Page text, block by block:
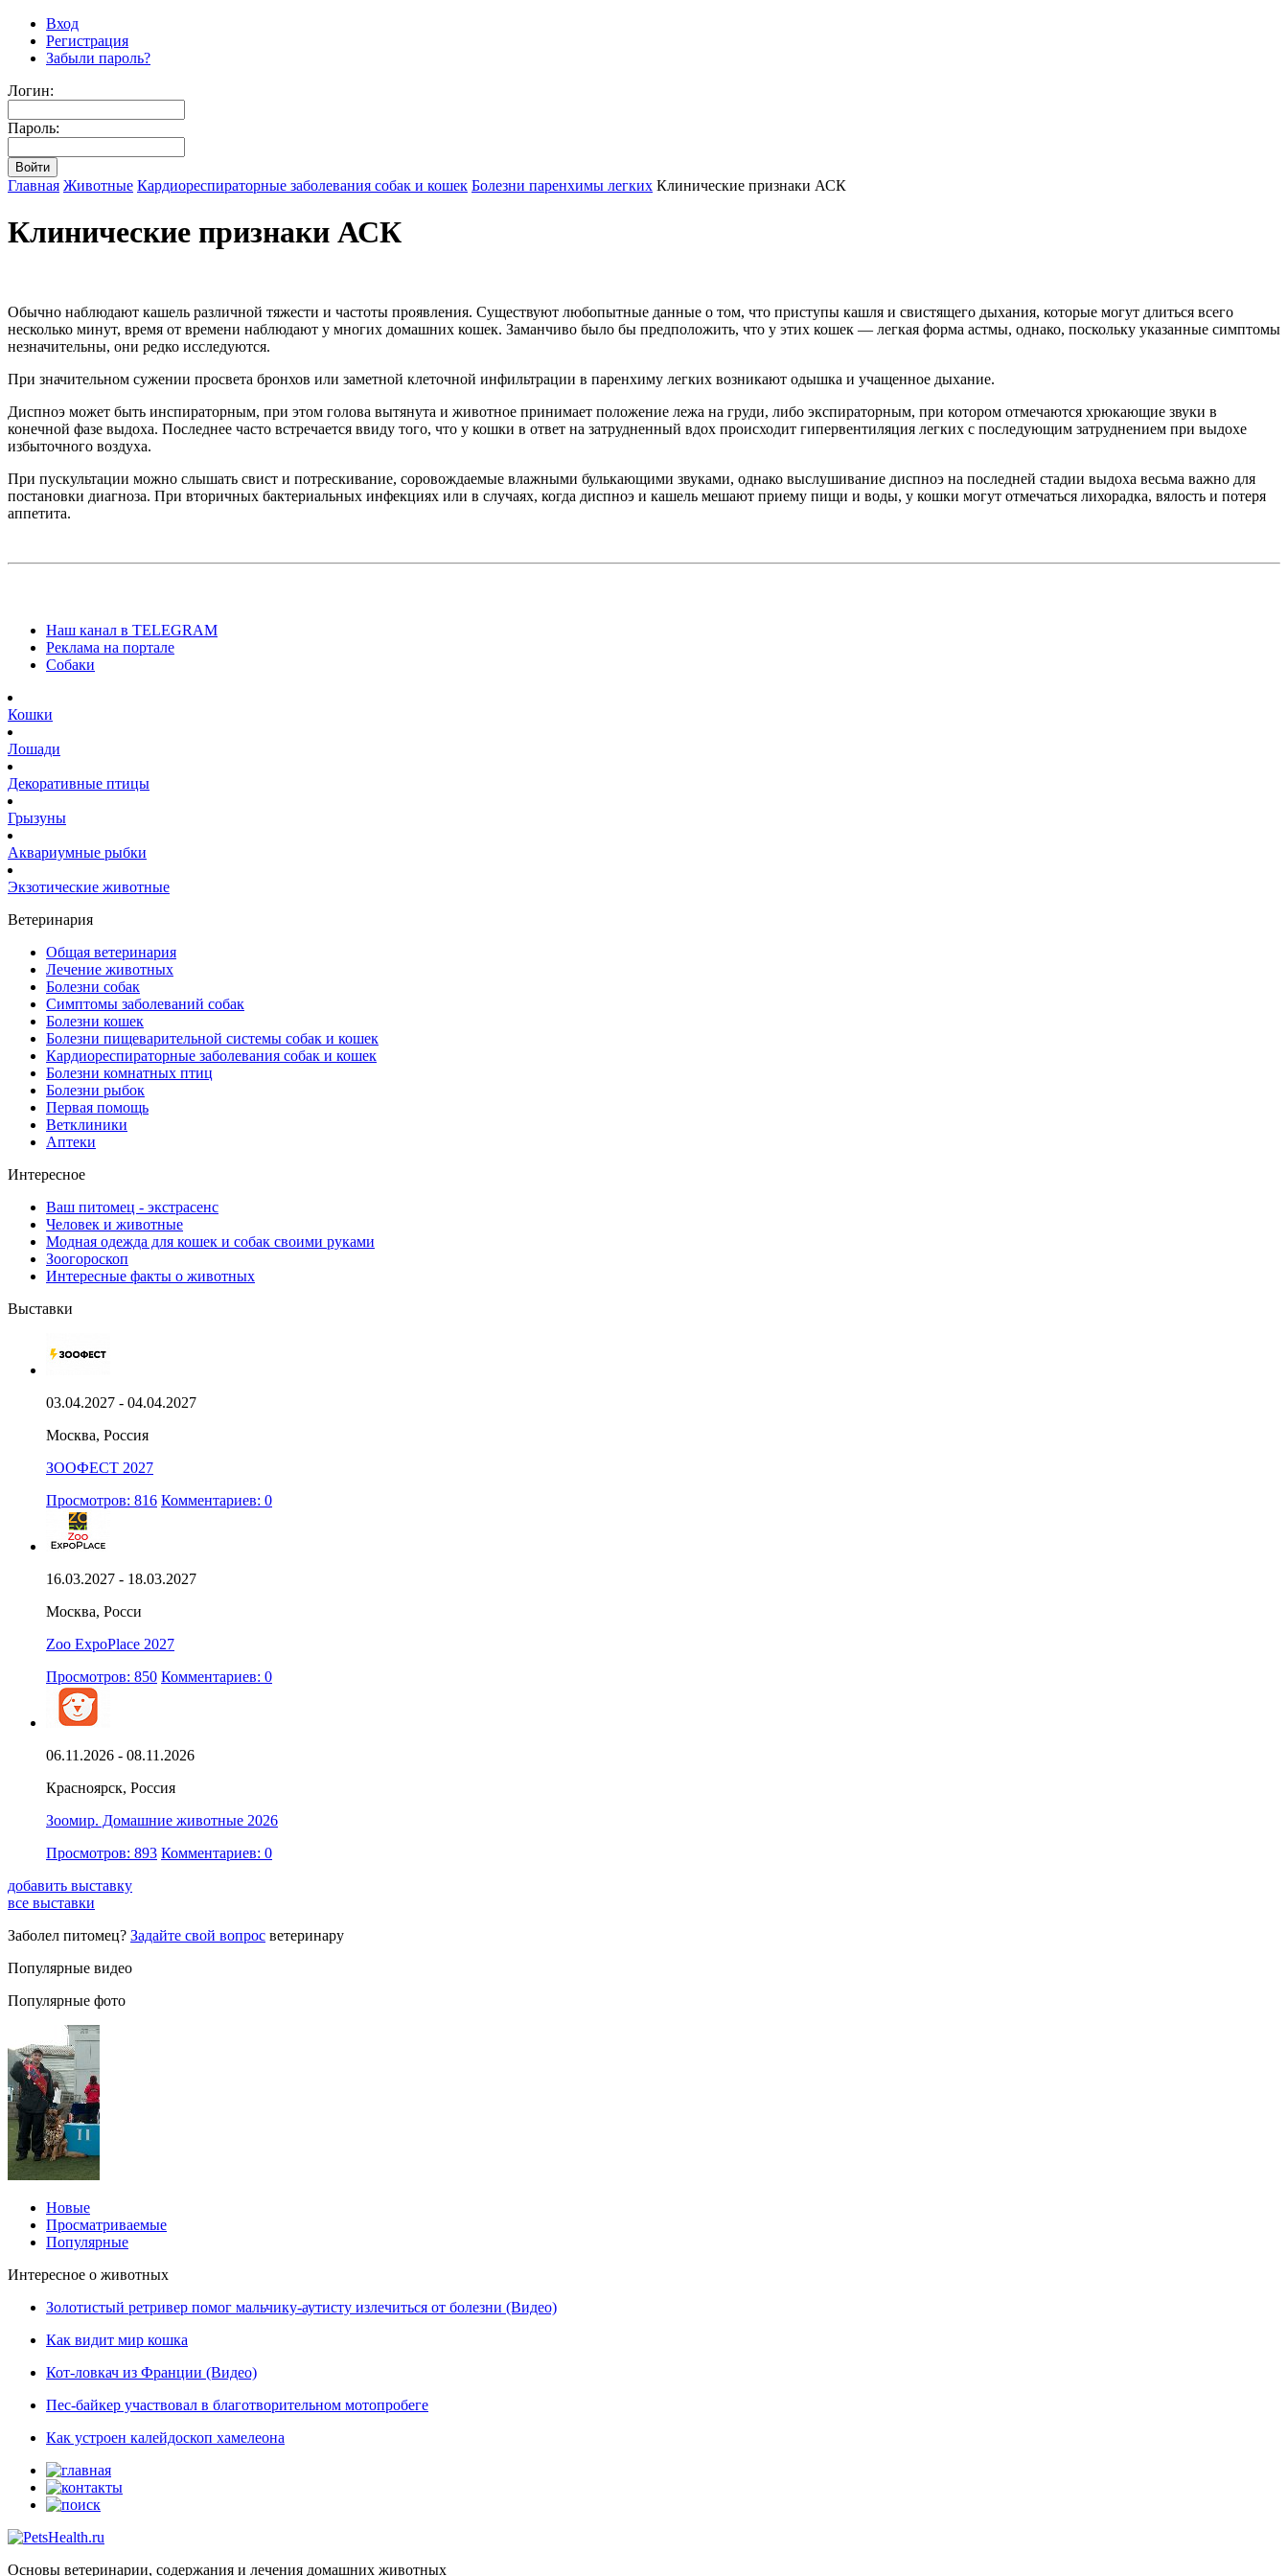
Вход
Регистрация
Забыли пароль?
Логин:
Пароль:
Главная Животные Кардиореспираторные заболевания собак и кошек Болезни паренхимы легких Клинические признаки АСК
Клинические признаки АСК
Обычно наблюдают кашель различной тяжести и частоты проявления. Существуют любопытные данные о том, что приступы кашля и свистящего дыхания, которые могут длиться всего
несколько минут, время от времени наблюдают у многих домашних кошек. Заманчиво было бы предположить, что у этих кошек — легкая форма астмы, однако, поскольку указанные симптомы
незначительны, они редко исследуются.
При значительном сужении просвета бронхов или заметной клеточной инфильтрации в паренхиму легких возникают одышка и учащенное дыхание.
Диспноэ может быть инспираторным, при этом голова вытянута и животное принимает положение лежа на груди, либо экспираторным, при котором отмечаются хрюкающие звуки в
конечной фазе выдоха. Последнее часто встречается ввиду того, что у кошки в ответ на затрудненный вдох происходит гипервентиляция легких с последующим затруднением при выдохе
избыточного воздуха.
При пускультации можно слышать свист и потрескивание, соровождаемые влажными булькающими звуками, однако выслушивание диспноэ на последней стадии выдоха весьма важно для
постановки диагноза. При вторичных бактериальных инфекциях или в случаях, когда диспноэ и кашель мешают приему пищи и воды, у кошки могут отмечаться лихорадка, вялость и потеря
аппетита.
Наш канал в TELEGRAM
Реклама на портале
Собаки
Кошки
Лошади
Декоративные птицы
Грызуны
Аквариумные рыбки
Экзотические животные
Ветеринария
Общая ветеринария
Лечение животных
Болезни собак
Симптомы заболеваний собак
Болезни кошек
Болезни пищеварительной системы собак и кошек
Кардиореспираторные заболевания собак и кошек
Болезни комнатных птиц
Болезни рыбок
Первая помощь
Ветклиники
Аптеки
Интересное
Ваш питомец - экстрасенс
Человек и животные
Модная одежда для кошек и собак своими руками
Зоогороскоп
Интересные факты о животных
Выставки
03.04.2027 - 04.04.2027
Москва, Россия
ЗООФЕСТ 2027
Просмотров: 816 Комментариев: 0
16.03.2027 - 18.03.2027
Москва, Росси
Zoo ExpoPlace 2027
Просмотров: 850 Комментариев: 0
06.11.2026 - 08.11.2026
Красноярск, Россия
Зоомир. Домашние животные 2026
Просмотров: 893 Комментариев: 0
добавить выставку
все выставки
Заболел питомец? Задайте свой вопрос ветеринару
Популярные видео
Популярные фото
Новые
Просматриваемые
Популярные
Интересное о животных
Золотистый ретривер помог мальчику-аутисту излечиться от болезни (Видео)
Как видит мир кошка
Кот-ловкач из Франции (Видео)
Пес-байкер участвовал в благотворительном мотопробеге
Как устроен калейдоскоп хамелеона
Основы ветеринарии, содержания и лечения домашних животных